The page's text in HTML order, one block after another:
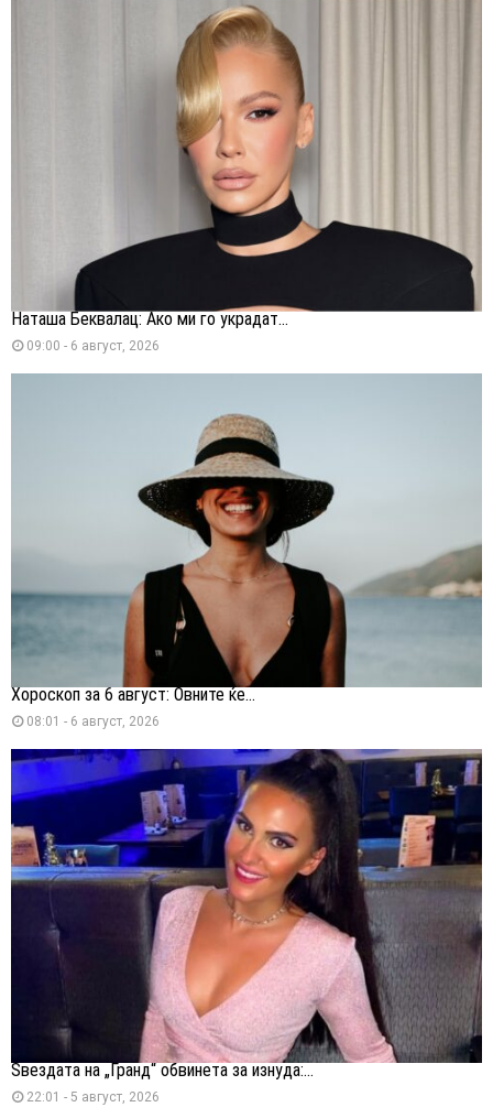
Наташа Беквалац: Ако ми го украдат...
09:00 - 6 август, 2026
Хороскоп за 6 август: Овните ќе...
08:01 - 6 август, 2026
Ѕвездата на „Гранд“ обвинета за изнуда:...
22:01 - 5 август, 2026